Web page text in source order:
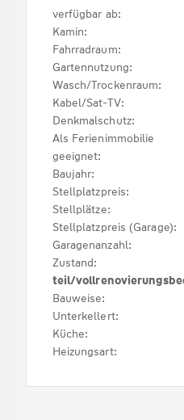
verfügbar ab:
Kamin:
Fahrradraum:
Gartennutzung:
Wasch/Trockenraum:
Kabel/Sat-TV:
Denkmalschutz:
Als Ferienimmobilie
geeignet:
Baujahr:
Stellplatzpreis:
Stellplätze:
Stellplatzpreis (Garage):
Garagenanzahl:
Zustand:
teil/
Bauweise:
Unterkellert:
Küche:
Heizungsart: